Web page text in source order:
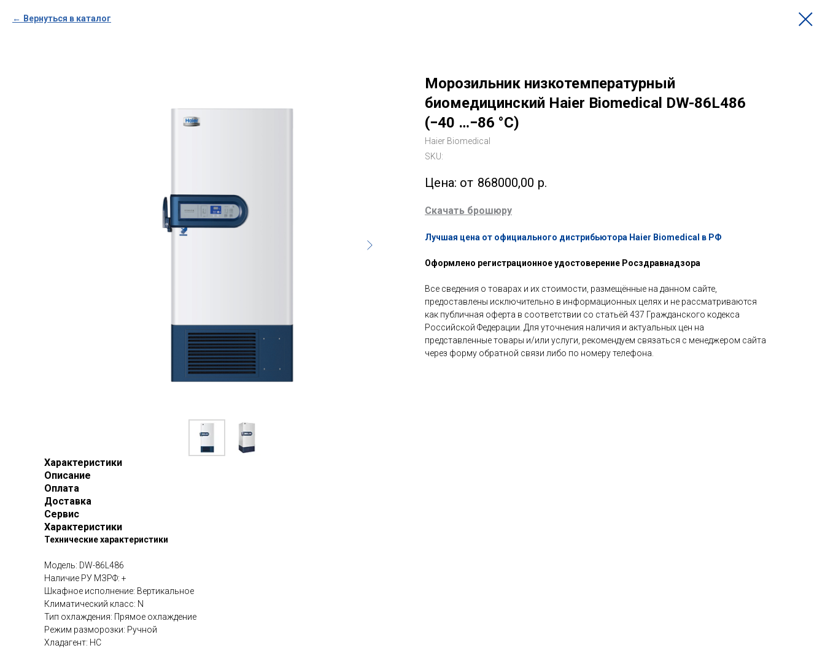
Вернуться в каталог
Морозильник низкотемпературный
биомедицинский Haier Biomedical DW-86L486
(−40 …−86 °C)
Haier Biomedical
SKU:
868000,00 р.
Скачать брошюру
Лучшая цена от официального дистрибьютора Haier Biomedical в РФ
Оформлено регистрационное удостоверение Росздравнадзора
Все сведения о товарах и их стоимости, размещённые на данном сайте,
предоставлены исключительно в информационных целях и не рассматриваются
как публичная оферта в соответствии со статьёй 437 Гражданского кодекса
Российской Федерации. Для уточнения наличия и актуальных цен на
представленные товары и/или услуги, рекомендуем связаться с менеджером сайта
через форму обратной связи либо по номеру телефона.
Характеристики
Описание
Оплата
Доставка
Сервис
Характеристики
Технические характеристики
Модель: DW-86L486
Наличие РУ МЗРФ: +
Шкафное исполнение: Вертикальное
Климатический класс: N
Тип охлаждения: Прямое охлаждение
Режим разморозки: Ручной
Хладагент: HC